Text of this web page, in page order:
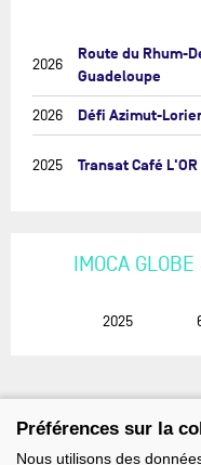
2026
Route du Rhum-
Guadeloupe
2026 Défi Azimut-
2025 Transat Café L'OR
IMOCA
2025
Préférences sur la
Nous utilisons des